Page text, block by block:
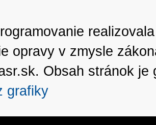
opravy v zmysle
Obsah stránok
grafiky